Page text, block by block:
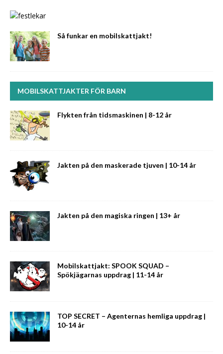
Så funkar en mobilskattjakt!
MOBILSKATTJAKTER FÖR BARN
Flykten från tidsmaskinen | 8-12 år
Jakten på den maskerade tjuven | 10-14 år
Jakten på den magiska ringen | 13+ år
Mobilskattjakt: SPOOK SQUAD –
Spökjägarnas uppdrag | 11-14 år
TOP SECRET – Agenternas hemliga uppdrag |
10-14 år